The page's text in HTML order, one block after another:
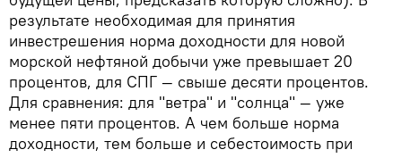
результате необходимая для принятия
инвестрешения норма доходности для новой
морской нефтяной добычи уже превышает 20
процентов, для СПГ — свыше десяти процентов.
Для сравнения: для "ветра" и "солнца" — уже
менее пяти процентов. А чем больше норма
доходности, тем больше и себестоимость при